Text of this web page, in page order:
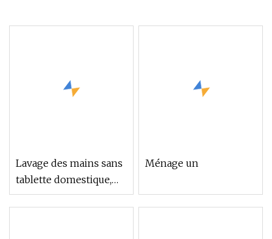
Lavage des mains sans
tablette domestique,
sec et humide, double
Ménage un